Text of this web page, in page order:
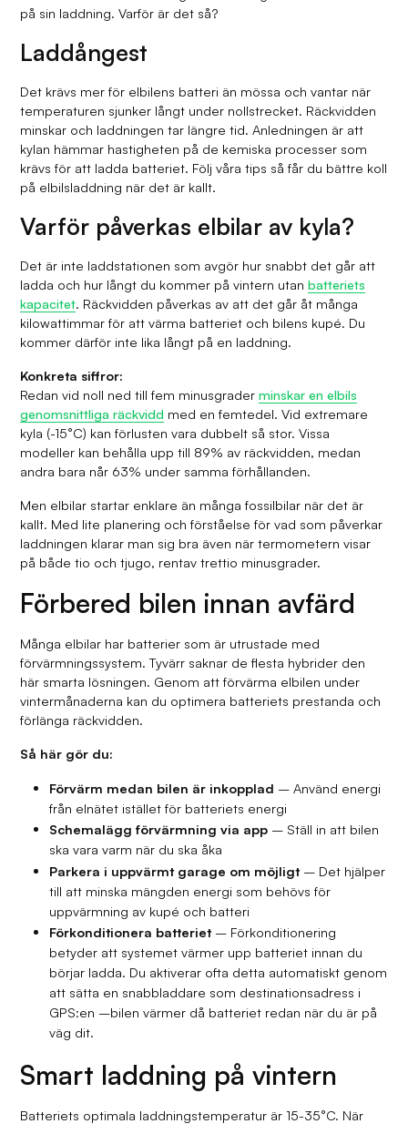
på sin laddning. Varför är det så?
Laddångest
Det krävs mer för elbilens batteri än mössa och vantar när
temperaturen sjunker långt under nollstrecket. Räckvidden
minskar och laddningen tar längre tid. Anledningen är att
kylan hämmar hastigheten på de kemiska processer som
krävs för att ladda batteriet. Följ våra tips så får du bättre koll
på elbilsladdning när det är kallt.
Varför påverkas elbilar av kyla?
Det är inte laddstationen som avgör hur snabbt det går att
ladda och hur långt du kommer på vintern utanbatteriets
kapacitet . Räckvidden påverkas av att det går åt många
kilowattimmar för att värma batteriet och bilens kupé. Du
kommer därför inte lika långt på en laddning.
Konkreta siffror:
Redan vid noll ned till fem minusgraderminskar en elbils
genomsnittliga räckvidd med en femtedel. Vid extremare
kyla (-15°C) kan förlusten vara dubbelt så stor. Vissa
modeller kan behålla upp till 89% av räckvidden, medan
andra bara når 63% under samma förhållanden.
Men elbilar startar enklare än många fossilbilar när det är
kallt. Med lite planering och förståelse för vad som påverkar
laddningen klarar man sig bra även när termometern visar
på både tio och tjugo, rentav trettio minusgrader.
Förbered bilen innan avfärd
Många elbilar har batterier som är utrustade med
förvärmningssystem. Tyvärr saknar de flesta hybrider den
här smarta lösningen. Genom att förvärma elbilen under
vintermånaderna kan du optimera batteriets prestanda och
förlänga räckvidden.
Så här gör du:
Förvärm medan bilen är inkopplad – Använd energi
från elnätet istället för batteriets energi
Schemalägg förvärmning via app – Ställ in att bilen
ska vara varm när du ska åka
Parkera i uppvärmt garage om möjligt– Det hjälper
till att minska mängden energi som behövs för
uppvärmning av kupé och batteri
Förkonditionera batteriet– Förkonditionering
betyder att systemet värmer upp batteriet innan du
börjar ladda. Du aktiverar ofta detta automatiskt genom
att sätta en snabbladdare som destinationsadress i
GPS:en –bilen värmer då batteriet redan när du är på
väg dit.
Smart laddning på vintern
Batteriets optimala laddningstemperatur är 15-35°C. När